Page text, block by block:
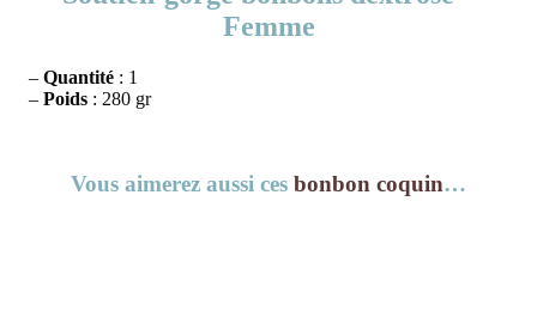
Femme
– Quantité : 1
– Poids : 280 gr
Vous aimerez aussi ces bonbon coquin…